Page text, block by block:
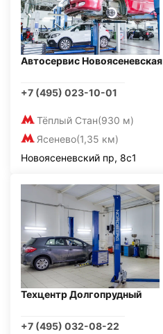
Автосервис Новоясеневская
+7 (495) 023-10-01
Тёплый Стан(930 м)
Ясенево(1,35 км)
Новоясеневский пр, 8с1
Техцентр Долгопрудный
+7 (495) 032-08-22